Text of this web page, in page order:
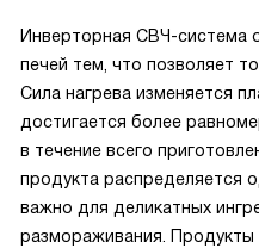
Инверторная СВЧ-система
печей тем, что позволяет
Сила нагрева изменяется
достигается более
в течение всего
продукта распределяется
важно для деликатных
размораживания. Продукты